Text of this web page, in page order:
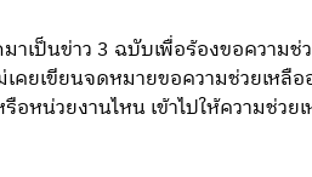
ป็นข่าว 3 ฉบับเพื่อร้องขอความช่
คยเขียนจดหมายขอความช่วยเหลื
อหน่วยงานไหน เข้าไปให้ความช่